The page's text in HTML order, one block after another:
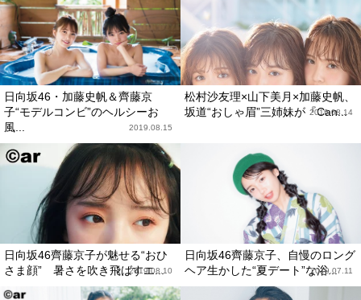
日向坂46・加藤史帆＆齊藤京
子“モデルコンビ”のヘルシーお
風...
2019.08.15
松村沙友理×山下美月×加藤史帆、
坂道“おしゃ眉”三姉妹が『Can...
2019.08.14
日向坂46齊藤京子が魅せる“おひ
さま顔” 暑さを吹き飛ばすエ...
2019.08.10
日向坂46齊藤京子、自慢のロング
ヘア生かした“夏デート”な浴...
2019.07.11